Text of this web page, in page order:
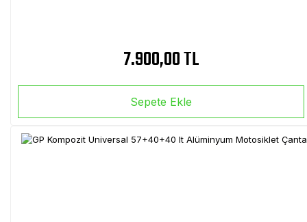
7.900,00 TL
Sepete Ekle